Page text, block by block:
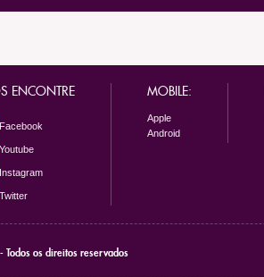
ENCONTRE
Facebook
Youtube
Instagram
Twitter
MOBILE:
Apple
Android
Todos os direitos reservados